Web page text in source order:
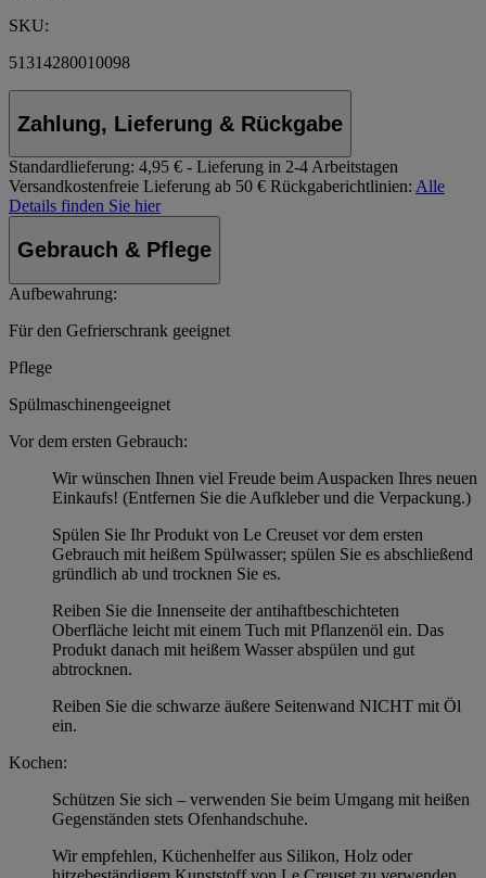
SKU:
51314280010098
Zahlung, Lieferung & Rückgabe
Standardlieferung: 4,95 € - Lieferung in 2-4 Arbeitstagen
Versandkostenfreie Lieferung ab 50 € Rückgaberichtlinien: Alle
Details finden Sie hier
Gebrauch & Pflege
Aufbewahrung:
Für den Gefrierschrank geeignet
Pflege
Spülmaschinengeeignet
Vor dem ersten Gebrauch:
Wir wünschen Ihnen viel Freude beim Auspacken Ihres neuen
Einkaufs! (Entfernen Sie die Aufkleber und die Verpackung.)
Spülen Sie Ihr Produkt von Le Creuset vor dem ersten
Gebrauch mit heißem Spülwasser; spülen Sie es abschließend
gründlich ab und trocknen Sie es.
Reiben Sie die Innenseite der antihaftbeschichteten
Oberfläche leicht mit einem Tuch mit Pflanzenöl ein. Das
Produkt danach mit heißem Wasser abspülen und gut
abtrocknen.
Reiben Sie die schwarze äußere Seitenwand NICHT mit Öl
ein.
Kochen:
Schützen Sie sich – verwenden Sie beim Umgang mit heißen
Gegenständen stets Ofenhandschuhe.
Wir empfehlen, Küchenhelfer aus Silikon, Holz oder